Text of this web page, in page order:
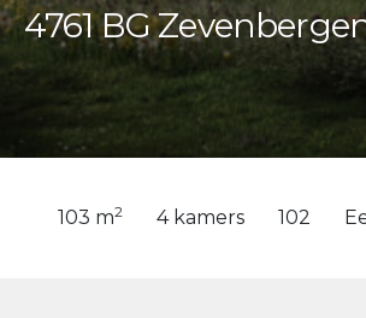
4761 BG
103 m2 4 kamers 102